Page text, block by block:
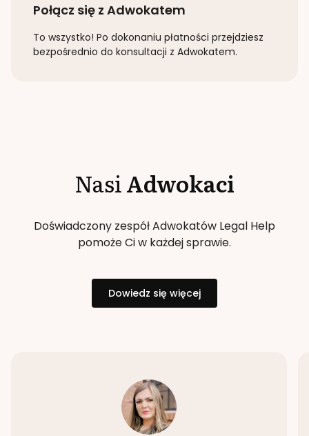
Połącz się z Adwokatem
To wszystko! Po dokonaniu płatności przejdziesz
bezpośrednio do konsultacji z Adwokatem.
NasiAdwokaci
Doświadczony zespół Adwokatów Legal Help
pomoże Ci w każdej sprawie.
Dowiedz się więcej